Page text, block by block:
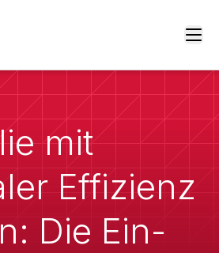
mit
Effizienz
Die Ein-